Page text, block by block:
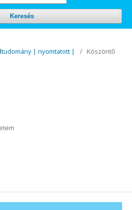
Keresés
| nyomtatott |
/ Köszöntő